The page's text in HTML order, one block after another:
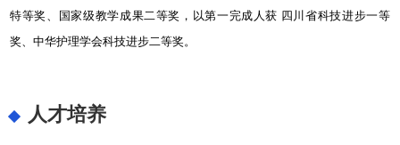
特等奖、国家级教学成果二等奖，以第一完成人获 四川省科技进步一等
奖、中华护理学会科技进步二等奖。
人才培养